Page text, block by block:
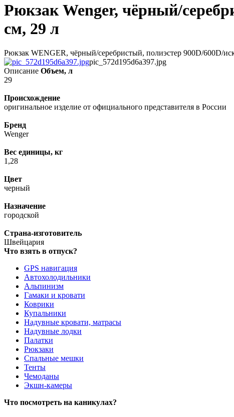
Рюкзак Wenger, чёрный/
см, 29 л
Рюкзак WENGER, чёрный/серебристый, полиэстер 900D/600D/
pic_572d195d6a397.jpg
Описание Объем, л
29
Происхождение
оригинальное изделие от официального представителя в России
Бренд
Wenger
Вес единицы, кг
1,28
Цвет
черный
Назначение
городской
Страна-изготовитель
Швейцария
Что взять в отпуск?
GPS навигация
Автохолодильники
Альпинизм
Гамаки и кровати
Коврики
Купальники
Надувные кровати, матрасы
Надувные лодки
Палатки
Рюкзаки
Спальные мешки
Тенты
Чемоданы
Экшн-камеры
Что посмотреть на каникулах?